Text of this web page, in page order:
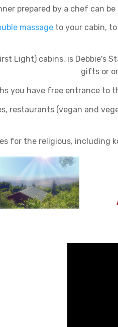
prepared by a chef can
massage to your cabin, to
Light) cabins, is Debbie's
gifts or
you have free entrance to
restaurants (vegan and
for the religious, including